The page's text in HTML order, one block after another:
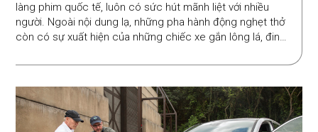
làng phim quốc tế, luôn có sức hút mãnh liệt với nhiều
người. Ngoài nội dung lạ, những pha hành động nghẹt thở
còn có sự xuất hiện của những chiếc xe gắn lông lá, đinh,